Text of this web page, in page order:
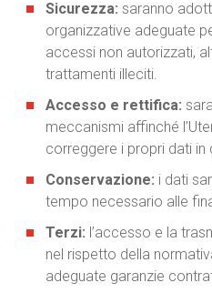
Sicurezza: saranno
organizzative adeguate
accessi non autorizzati,
trattamenti illeciti.
Accesso e rettifica:
meccanismi affinché
correggere i propri dati in
Conservazione: i dati
tempo necessario alle
Terzi: l’accesso e la
nel rispetto della
adeguate garanzie